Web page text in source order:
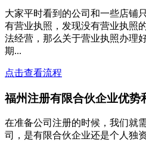
大家平时看到的公司和一些店铺
有营业执照，发现没有营业执照
法经营，那么关于营业执照办理
期...
点击查看流程
福州注册有限合伙企业优势
在准备公司注册的时候，我们就
司，是有限合伙企业还是个人独